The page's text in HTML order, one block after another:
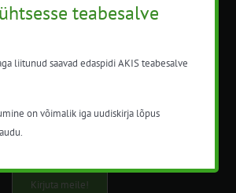
nimetuse alt
nõustamisteenuseid.
info@pikk.ee
Kirjuta meile!
teabesalve
liitunud saavad edaspidi AKIS teabesalve
on võimalik iga uudiskirja lõpus